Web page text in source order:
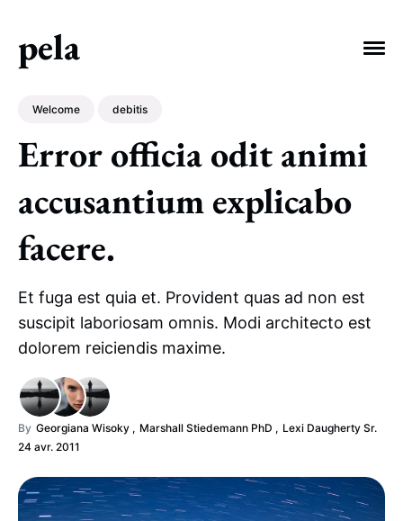
pela
Welcome debitis
Error officia odit animi
accusantium explicabo
facere.
Et fuga est quia et. Provident quas ad non est
suscipit laboriosam omnis. Modi architecto est
dolorem reiciendis maxime.
By Georgiana Wisoky , Marshall Stiedemann PhD , Lexi Daugherty Sr.
24 avr. 2011
Welcome
voluptatibus